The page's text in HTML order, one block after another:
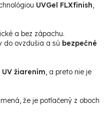
UVGel FLXfinish,
a bez zápachu.
do ovzdušia a sú bezpečné
UV žiarením, a preto nie je
že je potlačený z oboch